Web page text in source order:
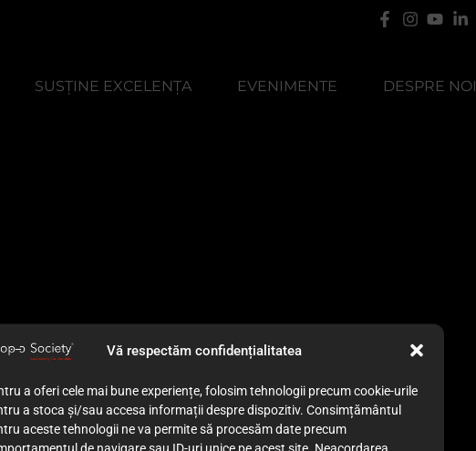
Vă respectăm confidențialitatea
a oferi cele mai bune experiențe, folosim tehnologii precum cookie-urile
a stoca și/sau accesa informații despre dispozitiv. Consimțământul
aceste tehnologii ne va permite să procesăm date precum
de navigare sau ID-uri unice pe acest site. Neacordarea
SUSȚINE EXCELENȚA EVENIMENTE DESPRE NOI